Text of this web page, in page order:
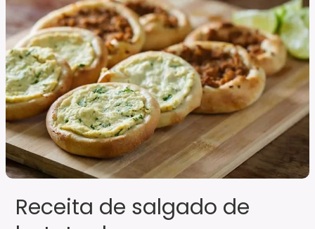
Receita de salgado de
salgado
de
batata
doce